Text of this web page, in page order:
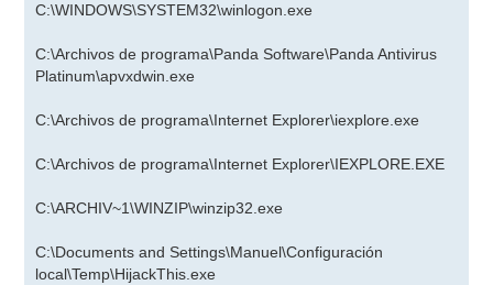
C:\WINDOWS\SYSTEM32\winlogon.exe
C:\Archivos de programa\Panda Software\Panda Antivirus
Platinum\apvxdwin.exe
C:\Archivos de programa\Internet Explorer\iexplore.exe
C:\Archivos de programa\Internet Explorer\IEXPLORE.EXE
C:\ARCHIV~1\WINZIP\winzip32.exe
C:\Documents and Settings\Manuel\Configuración
local\Temp\HijackThis.exe